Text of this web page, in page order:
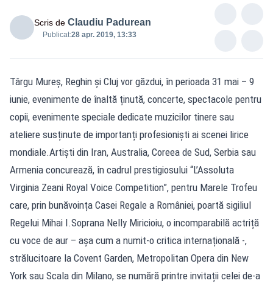
Scris de Claudiu Padurean
Publicat:28 apr. 2019, 13:33
Târgu Mureș, Reghin și Cluj vor găzdui, în perioada 31 mai – 9
iunie, evenimente de înaltă ținută, concerte, spectacole pentru
copii, evenimente speciale dedicate muzicilor tinere sau
ateliere susținute de importanți profesioniști ai scenei lirice
mondiale.Artiști din Iran, Australia, Coreea de Sud, Serbia sau
Armenia concurează, în cadrul prestigiosului “L’Assoluta
Virginia Zeani Royal Voice Competition”, pentru Marele Trofeu
care, prin bunăvoința Casei Regale a României, poartă sigiliul
Regelui Mihai I.Soprana Nelly Miricioiu, o incomparabilă actriță
cu voce de aur – așa cum a numit-o critica internațională -,
strălucitoare la Covent Garden, Metropolitan Opera din New
York sau Scala din Milano, se numără printre invitații celei de-a